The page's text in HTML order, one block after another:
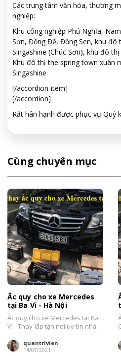
Các trung tâm văn hóa, thương
nghiệp:
Khu công nghiệp Phú Nghĩa,
Sơn, Đồng Đế, Đồng Sen, khu đô
Singashine (Chúc Sơn), khu đô
Khu đô thị the spring town xuân
Singashine.
[/accordion-item]
[/accordion]
Rất hân hạnh được phục vụ Quý
Cùng chuyên mục
Ắc quy cho xe Mercedes
tại Ba Vì - Hà Nội
Ắc quy cho xe Mercedes tại Ba
Vì - Thay lắp tận nơi uy tín nhất
quantrivien
14/07/2021